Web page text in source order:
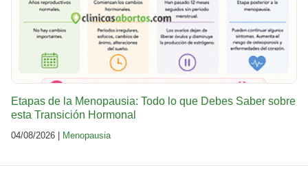
Etapas de la Menopausia: Todo lo que Debes Saber sobre
esta Transición Hormonal
04/08/2026 | Menopausia